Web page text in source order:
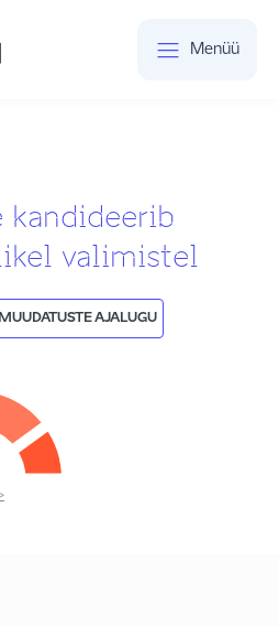
Menüü
valimistel
MUUDATUSTE AJALUGU